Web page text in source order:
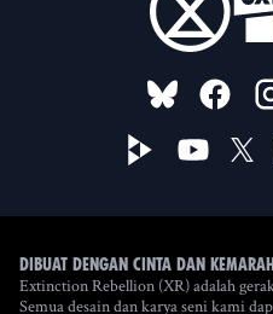
Dibuat dengan cinta dan
Extinction Rebellion (XR) adalah
Semua desain dan karya seni kami